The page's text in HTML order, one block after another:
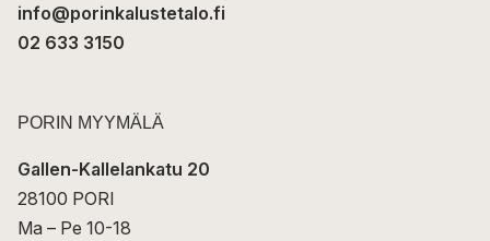
info@porinkalustetalo.fi
02 633 3150
PORIN MYYMÄLÄ
Gallen-Kallelankatu 20
28100 PORI
Ma – Pe 10-18